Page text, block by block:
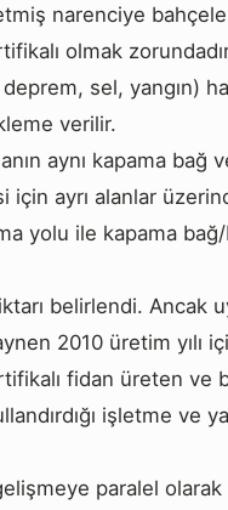
narenciye
olmak
sel, yangın)
verilir.
aynı kapama bağ
için ayrı alanlar
yolu ile kapama
belirlendi. Ancak
2010 üretim yılı
fidan üreten
işletme ve
paralel olarak